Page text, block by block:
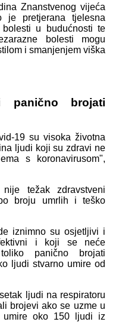
Znanstvenog vijeća
je pretjerana tjelesna
u budućnosti te
bolesti mogu
i smanjenjem viška
panično brojati
19 su visoka životna
ljudi koji su zdravi ne
s koronavirusom",
težak zdravstveni
broju umrlih i teško
iznimno su osjetljivi i
i koji se neće
panično brojati
ljudi stvarno umire od
ljudi na respiratoru
brojevi ako se uzme u
umire oko 150 ljudi iz